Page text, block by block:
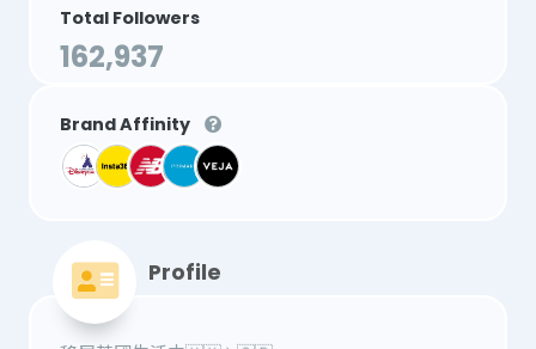
Total Followers
162,937
Brand Affinity
Profile